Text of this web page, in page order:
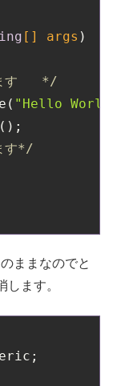
[] args )
す   */
"Hello
す*/
ままなのでと
ます。